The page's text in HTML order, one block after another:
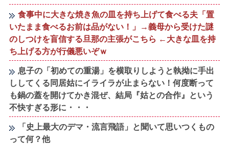
食事中に大きな焼き魚の皿を持ち上げて食べる夫「置
いたまま食べるお前は品がない！」→義母から受けた謎
のしつけを盲信する旦那の主張がこちら ←大きな皿を持
ち上げる方が行儀悪いぞｗ
息子の「初めての重湯」を横取りしようと執拗に手出
ししてくる同居姑にイライラが止まらない！何度断って
も鍋の蓋を開けてかき混ぜ、結局『姑との合作』という
不快すぎる形に・・・
「史上最大のデマ・流言飛語」と聞いて思いつくもの
って何？他